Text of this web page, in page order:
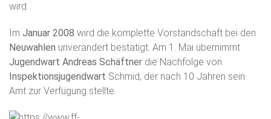
wird.
Im Januar 2008 wird die komplette Vorstandschaft bei den
Neuwahlen unverändert bestätigt. Am 1. Mai übernimmt
Jugendwart Andreas Schäftner die Nachfolge von
Inspektionsjugendwart Schmid, der nach 10 Jahren sein
Amt zur Verfügung stellte.